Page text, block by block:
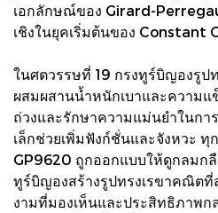
เอกลักษณ์ของ Girard-
เชิงในยุคเริ่มต้นของ Constant
ในศตวรรษที่ 19 กรงทูร์บิญองรูป
ผสมผสานน้ำหนักเบาและความแ
ถ่วงและรักษาความแม่นยำในกา
เล็กช่วยเพิ่มฟังก์ชั่นและจังหวะ ทุ
GP9620 ถูกออกแบบให้ดูกลมก
ทูร์บิญองสร้างรูปทรงเรขาคณิต
งามที่มองเห็นและประสิทธิภาพก